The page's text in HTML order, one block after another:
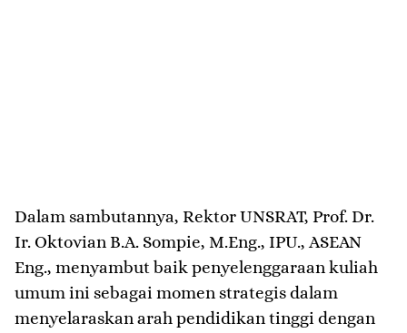
Dalam sambutannya, Rektor UNSRAT, Prof. Dr.
Ir. Oktovian B.A. Sompie, M.Eng., IPU., ASEAN
Eng., menyambut baik penyelenggaraan kuliah
umum ini sebagai momen strategis dalam
menyelaraskan arah pendidikan tinggi dengan